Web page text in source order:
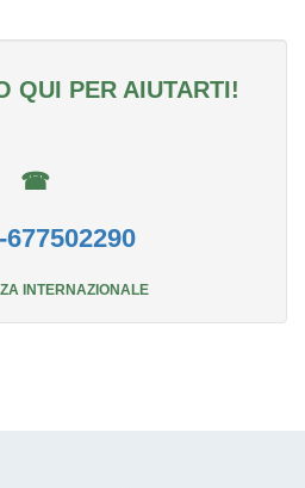
QUI PER AIUTARTI!
☎
677502290
INTERNAZIONALE